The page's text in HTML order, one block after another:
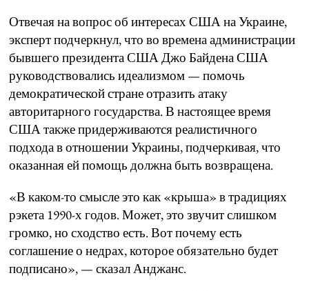
Отвечая на вопрос об интересах США на Украине,
эксперт подчеркнул, что во времена администрации
бывшего президента США Джо Байдена США
руководствовались идеализмом — помочь
демократической стране отразить атаку
авторитарного государства. В настоящее время
США также придерживаются реалистичного
подхода в отношении Украины, подчеркивая, что
оказанная ей помощь должна быть возвращена.
«В каком-то смысле это как «крыша» в традициях
рэкета 1990-х годов. Может, это звучит слишком
громко, но сходство есть. Вот почему есть
соглашение о недрах, которое обязательно будет
подписано», — сказал Анджанс.